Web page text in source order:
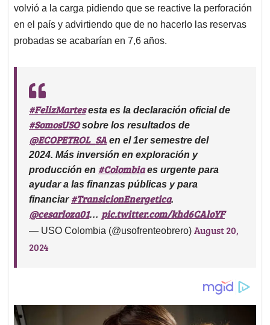
volvió a la carga pidiendo que se reactive la perforación
en el país y advirtiendo que de no hacerlo las reservas
probadas se acabarían en 7,6 años.
#FelizMartesesta es la declaración oficial de
#SomosUSOsobre los resultados de
@ECOPETROL_SAen el 1er semestre del
2024. Más inversión en exploración y
producción en #Colombiaes urgente para
ayudar a las finanzas públicas y para
financiar #TransicionEnergetica.
@cesarloza01… pic.twitter.com/khd6CAloYF
— USO Colombia (@usofrenteobrero) August 20,
2024